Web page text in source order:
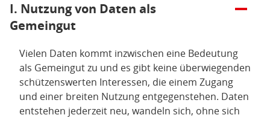
Öffnen/Schließen:
I. Nutzung von Daten als
Gemeingut
Vielen Daten kommt inzwischen eine Bedeutung
als Gemeingut zu und es gibt keine überwiegenden
schützenswerten Interessen, die einem Zugang
und einer breiten Nutzung entgegenstehen. Daten
entstehen jederzeit neu, wandeln sich, ohne sich